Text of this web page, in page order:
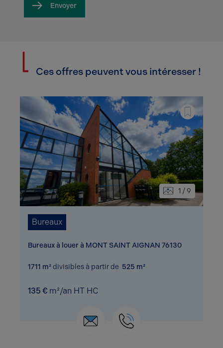
Envoyer
Ces offres peuvent vous intéresser !
1 / 9
Bureaux
Bureaux à louer à MONT SAINT AIGNAN 76130
1711 m²divisibles à partir de 525 m²
135 € m²/an HT HC